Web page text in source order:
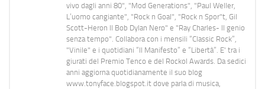
vivo dagli anni 80", "Mod Generations", "Paul Weller,
L’uomo cangiante", "Rock n Goal", "Rock n Spor"t, Gil
Scott-Heron Il Bob Dylan Nero" e "Ray Charles- Il genio
senza tempo". Collabora con i mensili “Classic Rock”,
"Vinile" e i quotidiani “Il Manifesto” e “Libertà”. E' tra i
giurati del Premio Tenco e del Rockol Awards. Da sedici
anni aggiorna quotidianamente il suo blog
www.tonyface.blogspot.it dove parla di musica,